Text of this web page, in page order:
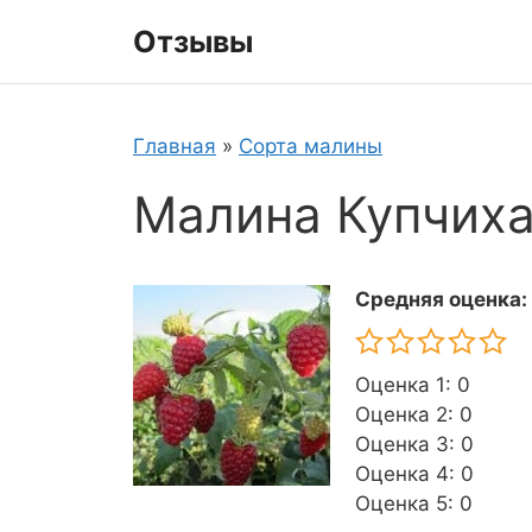
Отзывы
Главная » Сорта малины
Малина
Средняя оценка:
Оценка 1: 0
Оценка 2: 0
Оценка 3: 0
Оценка 4: 0
Оценка 5: 0